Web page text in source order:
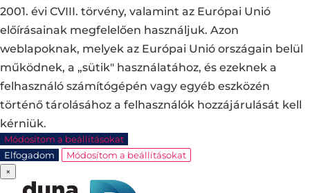
2001. évi CVIII. törvény, valamint az Európai Unió
előírásainak megfelelően használjuk. Azon
weblapoknak, melyek az Európai Unió országain belül
működnek, a „sütik" használatához, és ezeknek a
felhasználó számítógépén vagy egyéb eszközén
történő tárolásához a felhasználók hozzájárulását kell
kérniük.
Módosítom a beállításokat
Elfogadom
Módosítom a beállításokat
×